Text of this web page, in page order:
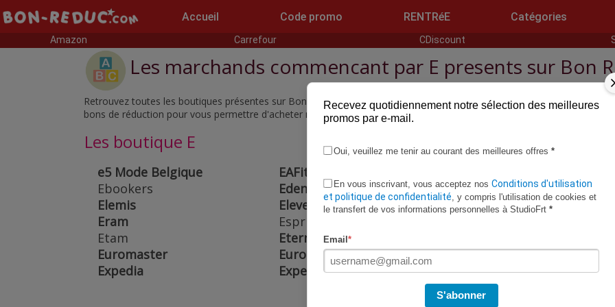
Accueil Code promo RENTRéE Catégories
Amazon Carrefour CDiscount
Les marchands commencant par E presents sur Bon
Retrouvez toutes les boutiques présentes sur Bon Reduc, commencant par la lettre E, qui propose des codes promo
bons de réduction pour vous permettre d'acheter moins cher.
Les boutique E
e5 Mode Belgique EAFit
Ebookers
Eden Park
Electrodepot
Elemis
Eleven Paris
Emma Matelas
Eram
Esprit
Etam
Eterna
Euromaster
Europcar
Europcar Belgique
Expedia
Expedia Belgique
Toutes les boutiques >>
Recevez quotidiennement notre sélection des meilleures
promos par e-mail.
Oui, veuillez me tenir au courant des meilleures offres *
En vous inscrivant, vous acceptez nos Conditions d'utilisation
et politique de confidentialité, y compris l'utilisation de cookies et
le transfert de vos informations personnelles à StudioFrt *
Email *
S'abonner